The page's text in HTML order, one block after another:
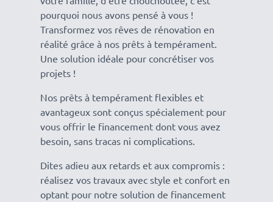
pourquoi nous avons pensé à vous !
Transformez vos rêves de rénovation en
réalité grâce à nos prêts à tempérament.
Une solution idéale pour concrétiser vos
projets !
Nos prêts à tempérament flexibles et
avantageux sont conçus spécialement pour
vous offrir le financement dont vous avez
besoin, sans tracas ni complications.
Dites adieu aux retards et aux compromis :
réalisez vos travaux avec style et confort en
optant pour notre solution de financement